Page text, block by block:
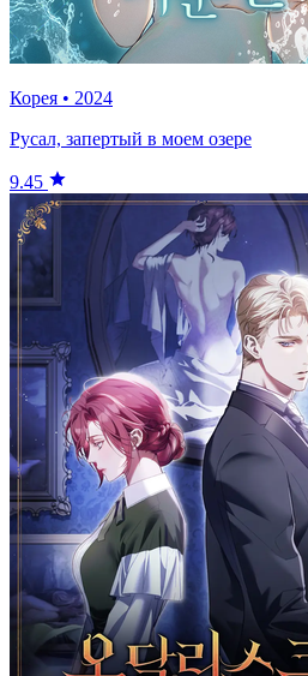
Корея • 2024
Русал, запертый в моем озере
9.45